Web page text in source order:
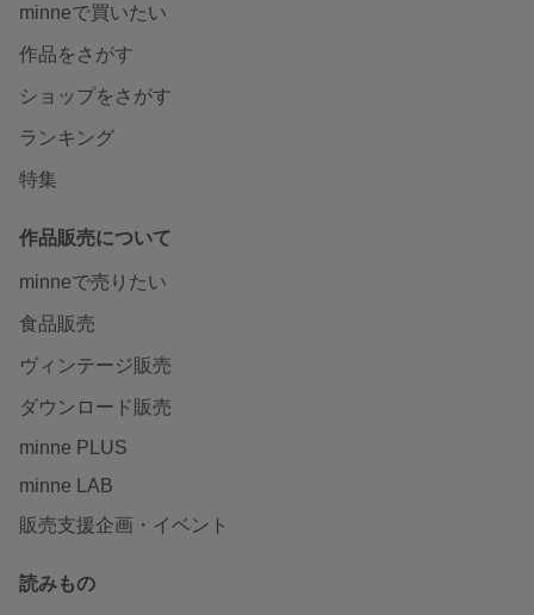
minneで買いたい
作品をさがす
ショップをさがす
ランキング
特集
作品販売について
minneで売りたい
食品販売
ヴィンテージ販売
ダウンロード販売
minne PLUS
minne LAB
販売支援企画・イベント
読みもの